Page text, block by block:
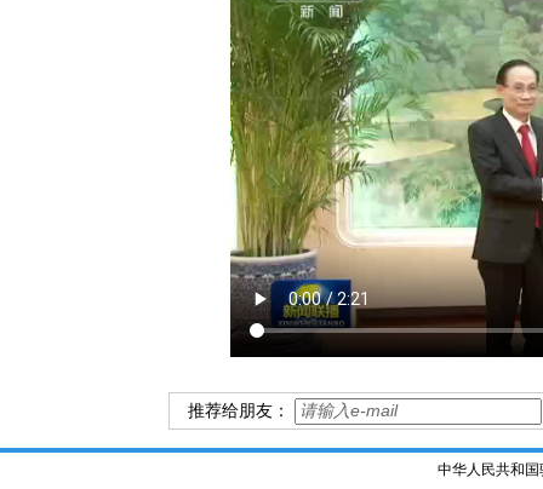
推荐给朋友：
中华人民共和